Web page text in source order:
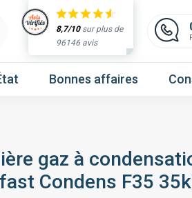
8,7/10sur plus de
96146 avis
Obtenir un devis
Prenez un rendez-vous et obtenez un
Bonnes affaires
gaz à
Condens F35